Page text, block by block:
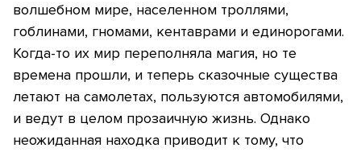
волшебном мире, населенном троллями,
гоблинами, гномами, кентаврами и единорогами.
Когда-то их мир переполняла магия, но те
времена прошли, и теперь сказочные существа
летают на самолетах, пользуются автомобилями,
и ведут в целом прозаичную жизнь. Однако
неожиданная находка приводит к тому, что